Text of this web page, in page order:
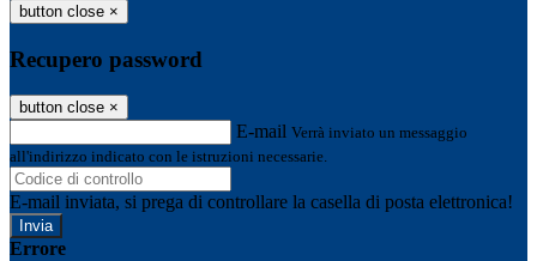
button close ×
Recupero password
button close ×
E-mail Verrà inviato un messaggio
all'indirizzo indicato con le istruzioni necessarie.
E-mail inviata, si prega di controllare la casella di posta elettronica!
Errore